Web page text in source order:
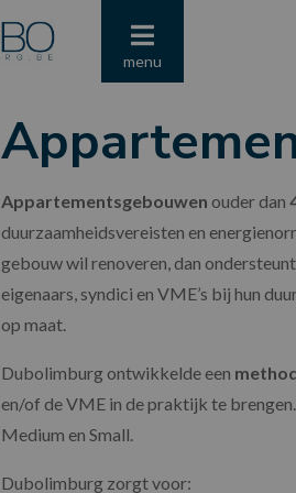
menu
Appartementsgebouwen ouder dan
duurzaamheidsvereisten en
gebouw wil renoveren, dan
eigenaars, syndici en VME’s bij hun
op maat.
Dubolimburg ontwikkelde een
en/of de VME in de praktijk te
Medium en Small.
Dubolimburg zorgt voor: